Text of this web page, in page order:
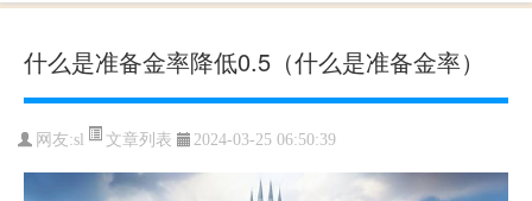
什么是准备金率降低0.5（什么是准备金率）
网友:sl 文章列表 2024-03-25 06:50:39